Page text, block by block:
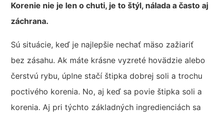
Korenie nie je len o chuti, je to štýl, nálada a často aj
záchrana.
Sú situácie, keď je najlepšie nechať mäso zažiariť
bez zásahu. Ak máte krásne vyzreté hovädzie alebo
čerstvú rybu, úplne stačí štipka dobrej soli a trochu
poctivého korenia. No, aj keď sa povie štipka soli a
korenia. Aj pri týchto základných ingredienciách sa